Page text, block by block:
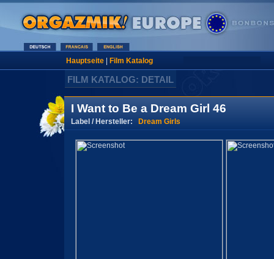
Hauptseite| Film Katalog
FILM KATALOG: DETAIL
I Want to Be a Dream Girl 46
Label / Hersteller: Dream Girls